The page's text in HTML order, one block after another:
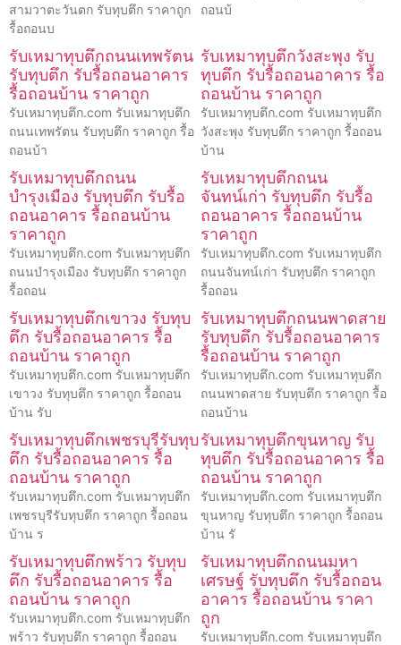
สามวาตะวันตก รับทุบตึก ราคาถูก
รื้อถอนบ
ถอนบ้
รับเหมาทุบตึกถนนเทพรัตน
รับทุบตึก รับรื้อถอนอาคาร
รื้อถอนบ้าน ราคาถูก
รับเหมาทุบตึก.com รับเหมาทุบตึก
ถนนเทพรัตน รับทุบตึก ราคาถูก รื้อ
ถอนบ้า
รับเหมาทุบตึกวังสะพุง รับ
ทุบตึก รับรื้อถอนอาคาร รื้อ
ถอนบ้าน ราคาถูก
รับเหมาทุบตึก.com รับเหมาทุบตึก
วังสะพุง รับทุบตึก ราคาถูก รื้อถอน
บ้าน
รับเหมาทุบตึกถนน
บำรุงเมือง รับทุบตึก รับรื้อ
ถอนอาคาร รื้อถอนบ้าน
ราคาถูก
รับเหมาทุบตึก.com รับเหมาทุบตึก
ถนนบำรุงเมือง รับทุบตึก ราคาถูก
รื้อถอน
รับเหมาทุบตึกถนน
จันทน์เก่า รับทุบตึก รับรื้อ
ถอนอาคาร รื้อถอนบ้าน
ราคาถูก
รับเหมาทุบตึก.com รับเหมาทุบตึก
ถนนจันทน์เก่า รับทุบตึก ราคาถูก
รื้อถอน
รับเหมาทุบตึกเขาวง รับทุบ
ตึก รับรื้อถอนอาคาร รื้อ
ถอนบ้าน ราคาถูก
รับเหมาทุบตึก.com รับเหมาทุบตึก
เขาวง รับทุบตึก ราคาถูก รื้อถอน
บ้าน รับ
รับเหมาทุบตึกถนนพาดสาย
รับทุบตึก รับรื้อถอนอาคาร
รื้อถอนบ้าน ราคาถูก
รับเหมาทุบตึก.com รับเหมาทุบตึก
ถนนพาดสาย รับทุบตึก ราคาถูก รื้อ
ถอนบ้าน
รับเหมาทุบตึกเพชรบุรีรับทุบ
ตึก รับรื้อถอนอาคาร รื้อ
ถอนบ้าน ราคาถูก
รับเหมาทุบตึก.com รับเหมาทุบตึก
เพชรบุรีรับทุบตึก ราคาถูก รื้อถอน
บ้าน ร
รับเหมาทุบตึกขุนหาญ รับ
ทุบตึก รับรื้อถอนอาคาร รื้อ
ถอนบ้าน ราคาถูก
รับเหมาทุบตึก.com รับเหมาทุบตึก
ขุนหาญ รับทุบตึก ราคาถูก รื้อถอน
บ้าน รั
รับเหมาทุบตึกพร้าว รับทุบ
ตึก รับรื้อถอนอาคาร รื้อ
ถอนบ้าน ราคาถูก
รับเหมาทุบตึก.com รับเหมาทุบตึก
พร้าว รับทุบตึก ราคาถูก รื้อถอน
รับเหมาทุบตึกถนนมหา
เศรษฐ์ รับทุบตึก รับรื้อถอน
อาคาร รื้อถอนบ้าน ราคา
ถูก
รับเหมาทุบตึก.com รับเหมาทุบตึก